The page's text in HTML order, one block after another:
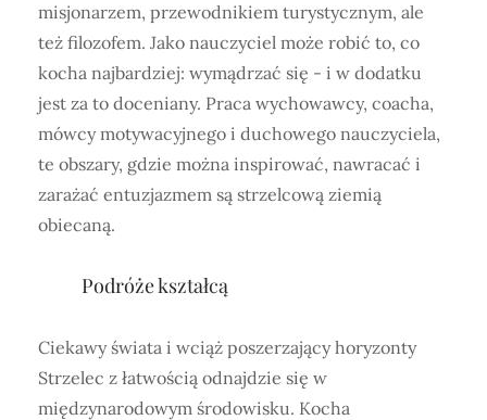
misjonarzem, przewodnikiem turystycznym, ale
też filozofem. Jako nauczyciel może robić to, co
kocha najbardziej: wymądrzać się - i w dodatku
jest za to doceniany. Praca wychowawcy, coacha,
mówcy motywacyjnego i duchowego nauczyciela,
te obszary, gdzie można inspirować, nawracać i
zarażać entuzjazmem są strzelcową ziemią
obiecaną.
Podróże kształcą
Ciekawy świata i wciąż poszerzający horyzonty
Strzelec z łatwością odnajdzie się w
międzynarodowym środowisku. Kocha